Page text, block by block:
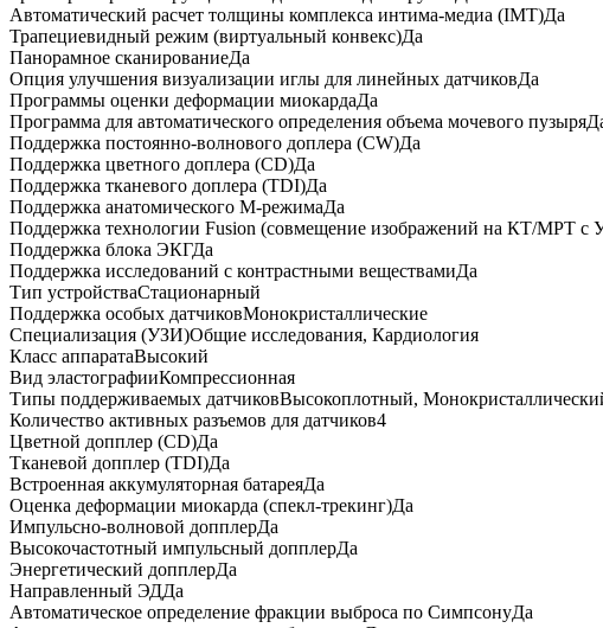
Автоматический расчет толщины комплекса интима-медиа (IMT)Да
Трапециевидный режим (виртуальный конвекс)Да
Панорамное сканированиеДа
Опция улучшения визуализации иглы для линейных датчиковДа
Программы оценки деформации миокардаДа
Программа для автоматического определения объема мочевого пузыря
Поддержка постоянно-волнового доплера (CW)Да
Поддержка цветного доплера (CD)Да
Поддержка тканевого доплера (TDI)Да
Поддержка анатомического М-режимаДа
Поддержка технологии Fusion (совмещение изображений на КТ/МРТ с
Поддержка блока ЭКГДа
Поддержка исследований с контрастными веществамиДа
Тип устройстваСтационарный
Поддержка особых датчиковМонокристаллические
Специализация (УЗИ)Общие исследования, Кардиология
Класс аппаратаВысокий
Вид эластографииКомпрессионная
Типы поддерживаемых датчиковВысокоплотный,
Количество активных разъемов для датчиков4
Цветной допплер (CD)Да
Тканевой допплер (TDI)Да
Встроенная аккумуляторная батареяДа
Оценка деформации миокарда (спекл-трекинг)Да
Импульсно-волновой допплерДа
Высокочастотный импульсный допплерДа
Энергетический допплерДа
Направленный ЭДДа
Автоматическое определение фракции выброса по СимпсонуДа